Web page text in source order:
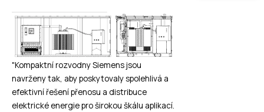
"Kompaktní rozvodny Siemens jsou
navrženy tak, aby poskytovaly spolehlivá a
efektivní řešení přenosu a distribuce
elektrické energie pro širokou škálu aplikací.